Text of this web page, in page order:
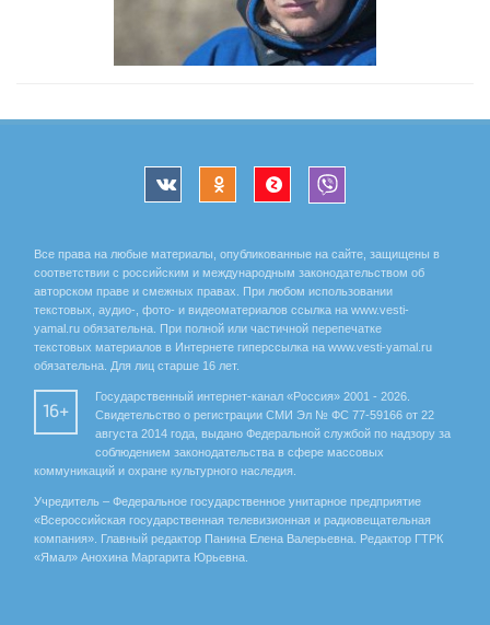
Все права на любые материалы, опубликованные на сайте, защищены в
соответствии с российским и международным законодательством об
авторском праве и смежных правах. При любом использовании
текстовых, аудио-, фото- и видеоматериалов ссылка на www.vesti-
yamal.ru обязательна. При полной или частичной перепечатке
текстовых материалов в Интернете гиперссылка на www.vesti-yamal.ru
обязательна. Для лиц старше 16 лет.
16+
Государственный интернет-канал «Россия» 2001 - 2026.
Свидетельство о регистрации СМИ Эл № ФС 77-59166 от 22
августа 2014 года, выдано Федеральной службой по надзору за
соблюдением законодательства в сфере массовых
коммуникаций и охране культурного наследия.
Учредитель – Федеральное государственное унитарное предприятие
«Всероссийская государственная телевизионная и радиовещательная
компания». Главный редактор Панина Елена Валерьевна. Редактор ГТРК
«Ямал» Анохина Маргарита Юрьевна.